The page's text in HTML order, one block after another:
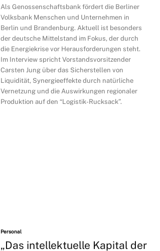
Als Genossenschaftsbank fördert die Berliner
Volksbank Menschen und Unternehmen in
Berlin und Brandenburg. Aktuell ist besonders
der deutsche Mittelstand im Fokus, der durch
die Energiekrise vor Herausforderungen steht.
Im Interview spricht Vorstandsvorsitzender
Carsten Jung über das Sicherstellen von
Liquidität, Synergieeffekte durch natürliche
Vernetzung und die Auswirkungen regionaler
Produktion auf den “Logistik-Rucksack”.
Personal
„Das intellektuelle Kapital der